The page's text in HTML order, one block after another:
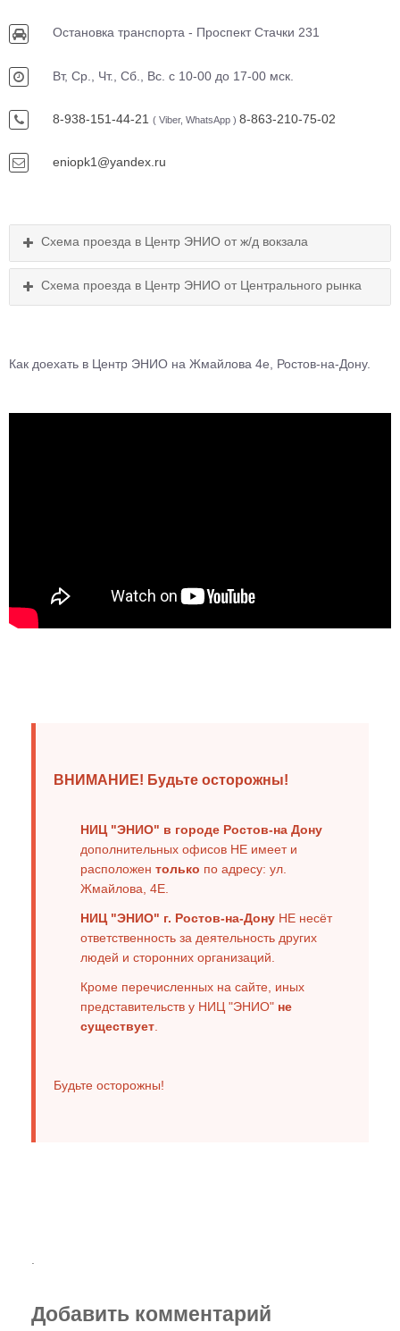
Остановка транспорта - Проспект Стачки 231
Вт, Ср., Чт., Сб., Вс. с 10-00 до 17-00 мск.
8-938-151-44-21 ( Viber, WhatsApp ) 8-863-210-75-02
Схема проезда в Центр ЭНИО от ж/д вокзала
Схема проезда в Центр ЭНИО от Центрального рынка
Как доехать в Центр ЭНИО на Жмайлова 4е, Ростов-на-Дону.
ВНИМАНИЕ! Будьте осторожны!
НИЦ "ЭНИО" в городе Ростов-на Дону
дополнительных офисов НЕ имеет и
расположен только по адресу: ул.
Жмайлова, 4Е.
НИЦ "ЭНИО" г. Ростов-на-Дону НЕ несёт
ответственность за деятельность других
людей и сторонних организаций.
Кроме перечисленных на сайте, иных
представительств у НИЦ "ЭНИО" не
существует.
Будьте осторожны!
.
Добавить комментарий